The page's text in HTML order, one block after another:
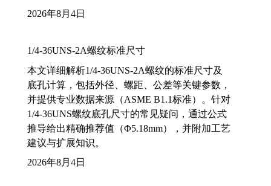
2026年8月4日
1/4-36UNS-2A螺纹标准尺寸
本文详细解析1/4-36UNS-2A螺纹的标准尺寸及
底孔计算，包括外径、螺距、公差等关键参数，
并提供专业数据来源（ASME B1.1标准）。针对
1/4-36UNS螺纹底孔尺寸的常见疑问，通过公式
推导给出精确推荐值（Φ5.18mm），并附加工艺
建议与扩展知识。
2026年8月4日